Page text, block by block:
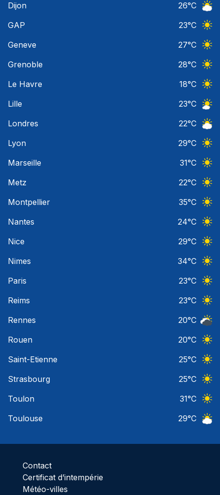
Dijon
26°C
GAP
23°C
Geneve
27°C
Grenoble
28°C
Le Havre
18°C
Lille
23°C
Londres
22°C
Lyon
29°C
Marseille
31°C
Metz
22°C
Montpellier
35°C
Nantes
24°C
Nice
29°C
Nimes
34°C
Paris
23°C
Reims
23°C
Rennes
20°C
Rouen
20°C
Saint-Etienne
25°C
Strasbourg
25°C
Toulon
31°C
Toulouse
29°C
Contact
Certificat d’intempérie
Météo-villes